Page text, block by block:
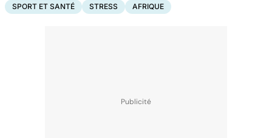
SPORT ET SANTÉ STRESS AFRIQUE